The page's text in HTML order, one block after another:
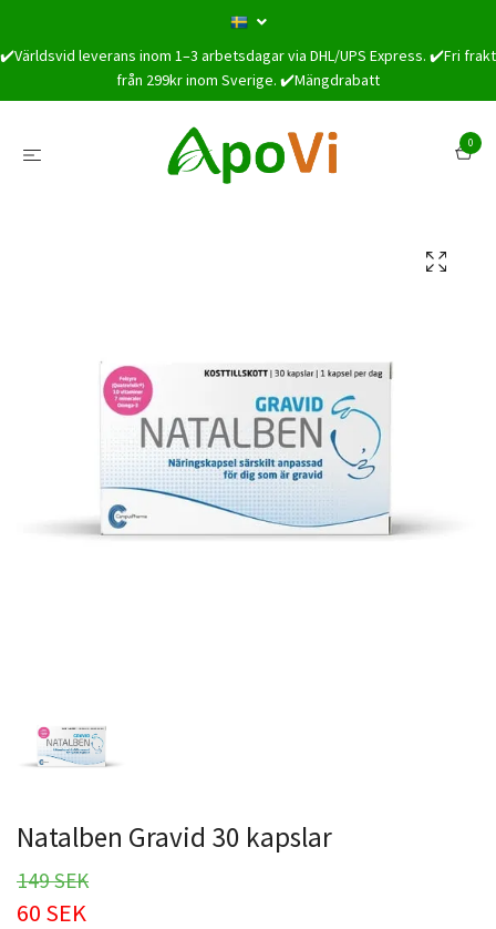
✔️Världsvid leverans inom 1–3 arbetsdagar via DHL/UPS Express. ✔️Fri frakt
från 299kr inom Sverige. ✔️Mängdrabatt
0
Natalben Gravid 30 kapslar
149 SEK
60 SEK